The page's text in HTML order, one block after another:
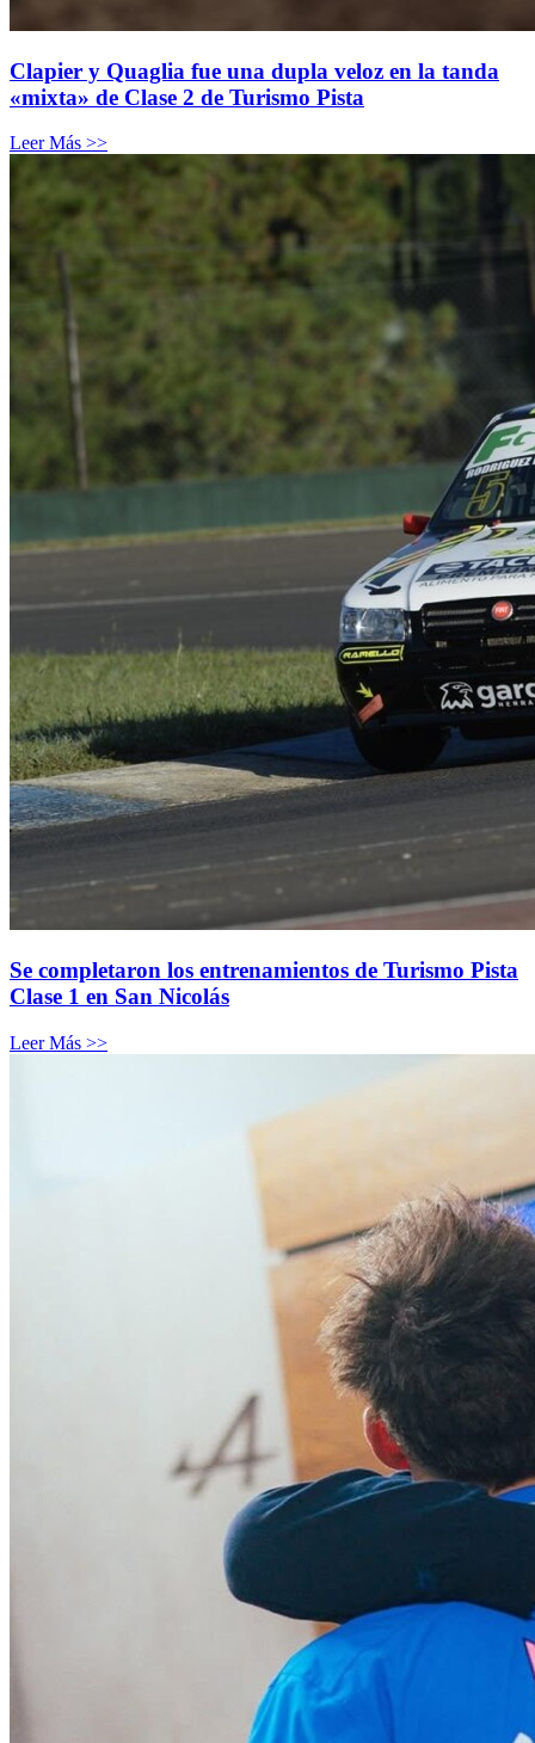
Clapier y Quaglia fue una dupla veloz en la tanda
«mixta» de Clase 2 de Turismo Pista
Leer Más >>
Se completaron los entrenamientos de Turismo Pista
Clase 1 en San Nicolás
Leer Más >>